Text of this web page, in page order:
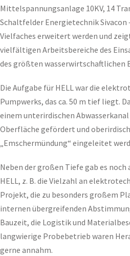
Mittelspannungsanlage 10KV, 14
Schaltfelder Energietechnik Sivacon
Vielfaches erweitert werden und
vielfältigen Arbeitsbereiche des
des größten wasserwirtschaftlichen
Die Aufgabe für HELL war die
Pumpwerks, das ca. 50 m tief liegt.
einem unterirdischen
Oberfläche gefördert und
„Emschermündung“ eingeleitet
Neben der großen Tiefe gab es
HELL, z. B. die Vielzahl an
Projekt, die zu besonders großem
internen übergreifenden
Bauzeit, die Logistik und
langwierige Probebetrieb waren
gerne annahm.